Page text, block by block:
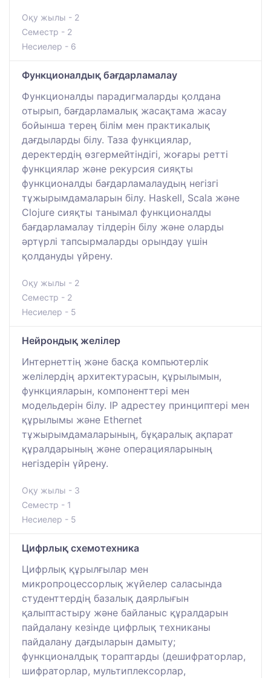
Оқу жылы - 2
Семестр - 2
Несиелер - 6
Функционалдық бағдарламалау
Функционалды парадигмаларды қолдана
отырып, бағдарламалық жасақтама жасау
бойынша терең білім мен практикалық
дағдыларды білу. Таза функциялар,
деректердің өзгермейтіндігі, жоғары ретті
функциялар және рекурсия сияқты
функционалды бағдарламалаудың негізгі
тұжырымдамаларын білу. Haskell, Scala және
Clojure сияқты танымал функционалды
бағдарламалау тілдерін білу және оларды
әртүрлі тапсырмаларды орындау үшін
қолдануды үйрену.
Оқу жылы - 2
Семестр - 2
Несиелер - 5
Нейрондық желілер
Интернеттің және басқа компьютерлік
желілердің архитектурасын, құрылымын,
функцияларын, компоненттері мен
модельдерін білу. IP адрестеу принциптері мен
құрылымы және Ethernet
тұжырымдамаларының, бұқаралық ақпарат
құралдарының және операцияларының
негіздерін үйрену.
Оқу жылы - 3
Семестр - 1
Несиелер - 5
Цифрлық схемотехника
Цифрлық құрылғылар мен
микропроцессорлық жүйелер саласында
студенттердің базалық даярлығын
қалыптастыру және байланыс құралдарын
пайдалану кезінде цифрлық техниканы
пайдалану дағдыларын дамыту;
функционалдық тораптарды (дешифраторлар,
шифраторлар, мультиплексорлар,